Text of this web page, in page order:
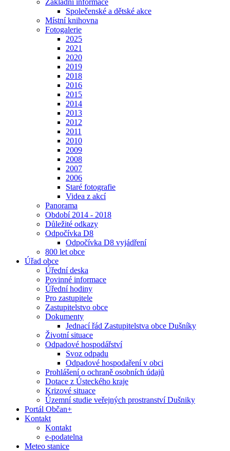
Základní informace
Společenské a dětské akce
Místní knihovna
Fotogalerie
2025
2021
2020
2019
2018
2016
2015
2014
2013
2012
2011
2010
2009
2008
2007
2006
Staré fotografie
Videa z akcí
Panorama
Období 2014 - 2018
Důležité odkazy
Odpočívka D8
Odpočívka D8 vyjádření
800 let obce
Úřad obce
Úřední deska
Povinné informace
Úřední hodiny
Pro zastupitele
Zastupitelstvo obce
Dokumenty
Jednací řád Zastupitelstva obce Dušníky
Životní situace
Odpadové hospodářství
Svoz odpadu
Odpadové hospodaření v obci
Prohlášení o ochraně osobních údajů
Dotace z Ústeckého kraje
Krizové situace
Územní studie veřejných prostranství Dušniky
Portál Občan+
Kontakt
Kontakt
e-podatelna
Meteo stanice